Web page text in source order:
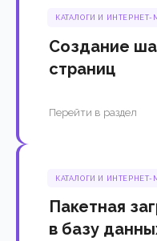
КАТАЛОГИ И ИНТЕРНЕТ-
Создание
страниц
Перейти в раздел
КАТАЛОГИ И ИНТЕРНЕТ-
Пакетная
в базу